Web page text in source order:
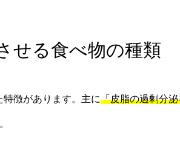
せる食べ物の種類
徴があります。主に「皮脂の過剰分